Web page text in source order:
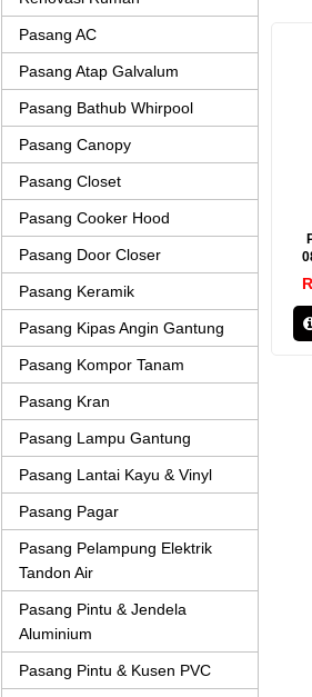
Pasang AC
Pasang Atap Galvalum
Pasang Bathub Whirpool
Pasang Canopy
Pasang Closet
Pasang Cooker Hood
Pasang Door Closer
Pasang Keramik
Pasang Kipas Angin Gantung
Pasang Kompor Tanam
Pasang Kran
Pasang Lampu Gantung
Pasang Lantai Kayu & Vinyl
Pasang Pagar
Pasang Pelampung Elektrik
Tandon Air
Pasang Pintu & Jendela
Aluminium
Pasang Pintu & Kusen PVC